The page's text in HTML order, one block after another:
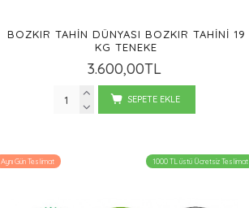
BOZKIR TAHIN DÜNYASI BOZKIR TAHINI 19
KG TENEKE
3.600,00TL
SEPETE EKLE
Aynı Gün Teslimat 1000 TL üstü Ücretsiz Teslimat